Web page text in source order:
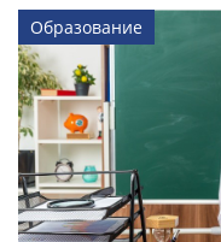
Образование